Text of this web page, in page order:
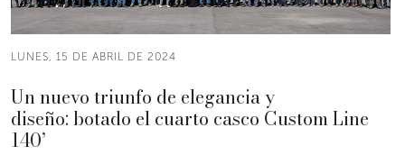
LUNES, 15 DE ABRIL DE 2024
Un nuevo triunfo de elegancia y
diseño: botado el cuarto casco Custom Line
140’